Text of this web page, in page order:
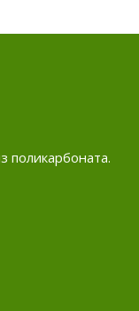
поликарбоната.